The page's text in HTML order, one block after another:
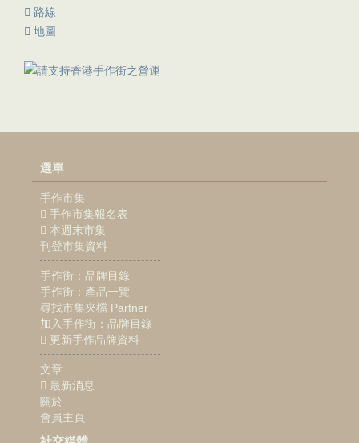
路線
地圖
選單
手作市集
手作市集報名表
本週末市集
刊登市集資料
手作街：品牌目錄
手作街：產品一覽
尋找市集夾檔 Partner
加入手作街：品牌目錄
更新手作品牌資料
文章
最新消息
關於
會員主頁